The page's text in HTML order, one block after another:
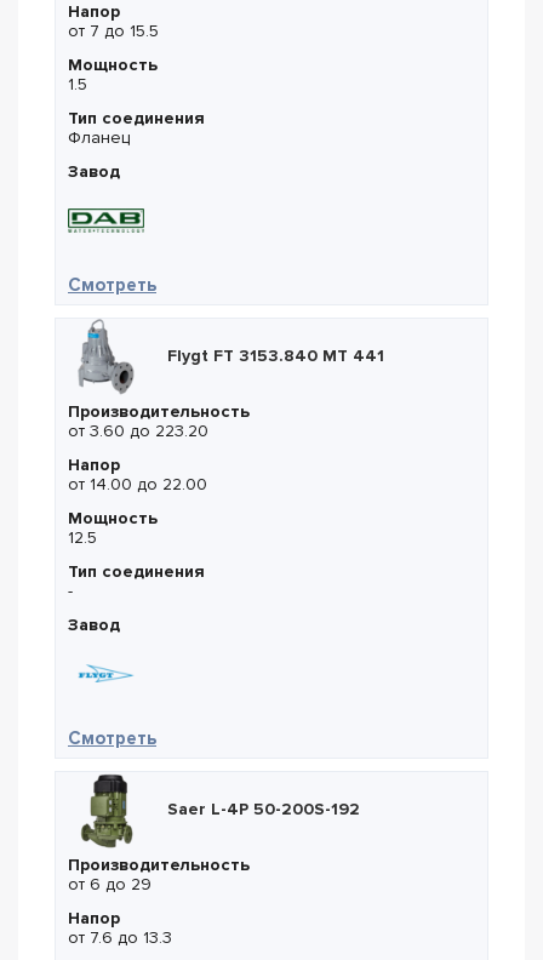
Напор
от 7 до 15.5
Мощность
1.5
Тип соединения
Фланец
Завод
Смотреть— DAB DCP 50/1550 T
Flygt FT 3153.840 MT 441
Производительность
от 3.60 до 223.20
Напор
от 14.00 до 22.00
Мощность
12.5
Тип соединения
-
Завод
Смотреть— Flygt FT 3153.840 MT 441
Saer L-4P 50-200S-192
Производительность
от 6 до 29
Напор
от 7.6 до 13.3